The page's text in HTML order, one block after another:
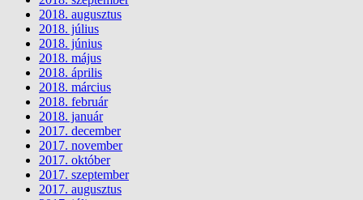
2018. augusztus
2018. július
2018. június
2018. május
2018. április
2018. március
2018. február
2018. január
2017. december
2017. november
2017. október
2017. szeptember
2017. augusztus